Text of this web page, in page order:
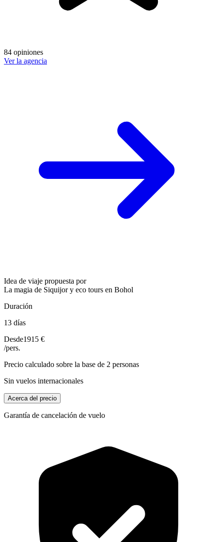
84 opiniones
Ver la agencia
Idea de viaje propuesta por
La magia de Siquijor y eco tours en Bohol
Duración
13 días
Desde1915 €
/pers.
Precio calculado sobre la base de 2 personas
Sin vuelos internacionales
Acerca del precio
Garantía de cancelación de vuelo